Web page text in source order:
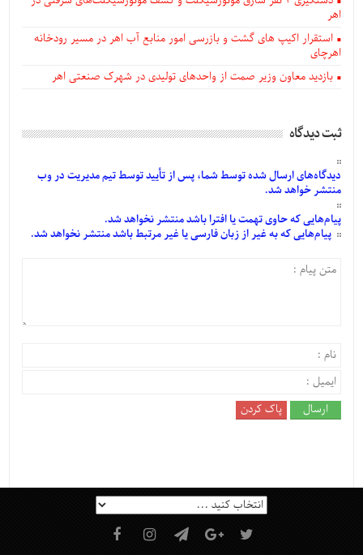
اهر
استقرار اکیپ های گشت و بازرسی امور منابع آب اهر در مسیر رودخانه
اهرچای
بازدید معاون وزیر صمت از واحدهای تولیدی در شهرک صنعتی اهر
ثبت دیدگاه
دیدگاه‌هایارسالشدهتوسط شما، پس ازتأییدتوسط تیم مدیریت در وب
منتشر خواهد شد.
پیام‌هاییکه حاوی تهمت یا افترا باشد منتشر نخواهد شد.
پیام‌هاییکه به غیر از زبان فارسی یا غیر مرتبط باشد منتشر نخواهد شد.